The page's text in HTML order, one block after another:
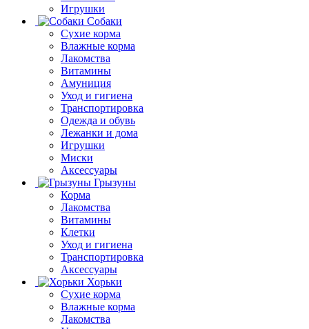
Игрушки
Собаки
Сухие корма
Влажные корма
Лакомства
Витамины
Амуниция
Уход и гигиена
Транспортировка
Одежда и обувь
Лежанки и дома
Игрушки
Миски
Аксессуары
Грызуны
Корма
Лакомства
Витамины
Клетки
Уход и гигиена
Транспортировка
Аксессуары
Хорьки
Сухие корма
Влажные корма
Лакомства